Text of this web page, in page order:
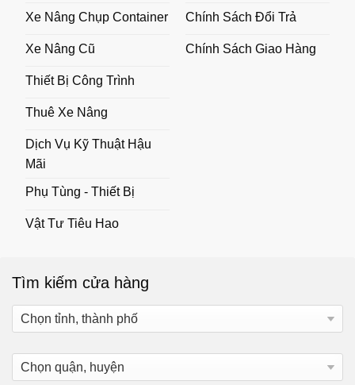
Xe Nâng Chụp Container
Xe Nâng Cũ
Thiết Bị Công Trình
Thuê Xe Nâng
Dịch Vụ Kỹ Thuật Hậu
Mãi
Phụ Tùng - Thiết Bị
Vật Tư Tiêu Hao
Chính Sách Đổi Trả
Chính Sách Giao Hàng
Tìm kiếm cửa hàng